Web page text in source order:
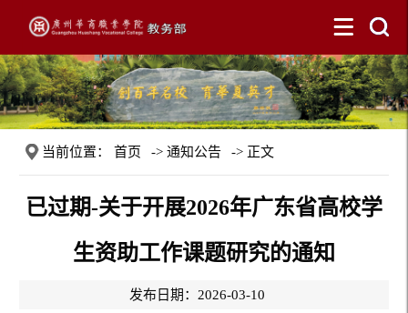
当前位置： 首页 -> 通知公告 -> 正文
已过期-关于开展2026年广东省高校学
生资助工作课题研究的通知
发布日期：2026-03-10